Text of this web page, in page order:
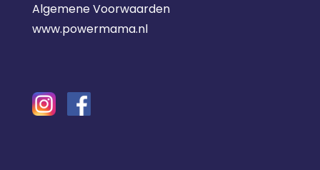
Algemene Voorwaarden
www.powermama.nl